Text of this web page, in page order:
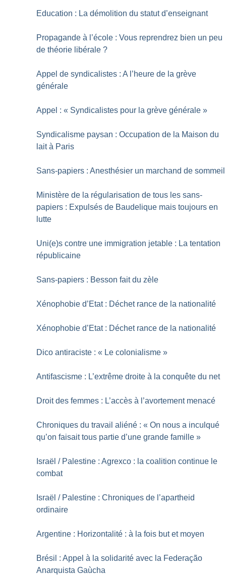
Education : La démolition du statut d’enseignant
Propagande à l’école : Vous reprendrez bien un peu
de théorie libérale ?
Appel de syndicalistes : A l’heure de la grève
générale
Appel : « Syndicalistes pour la grève générale »
Syndicalisme paysan : Occupation de la Maison du
lait à Paris
Sans-papiers : Anesthésier un marchand de sommeil
Ministère de la régularisation de tous les sans-
papiers : Expulsés de Baudelique mais toujours en
lutte
Uni(e)s contre une immigration jetable : La tentation
républicaine
Sans-papiers : Besson fait du zèle
Xénophobie d’Etat : Déchet rance de la nationalité
Xénophobie d’Etat : Déchet rance de la nationalité
Dico antiraciste : « Le colonialisme »
Antifascisme : L’extrême droite à la conquête du net
Droit des femmes : L’accès à l’avortement menacé
Chroniques du travail aliéné : « On nous a inculqué
qu’on faisait tous partie d’une grande famille »
Israël / Palestine : Agrexco : la coalition continue le
combat
Israël / Palestine : Chroniques de l’apartheid
ordinaire
Argentine : Horizontalité : à la fois but et moyen
Brésil : Appel à la solidarité avec la Federação
Anarquista Gaùcha